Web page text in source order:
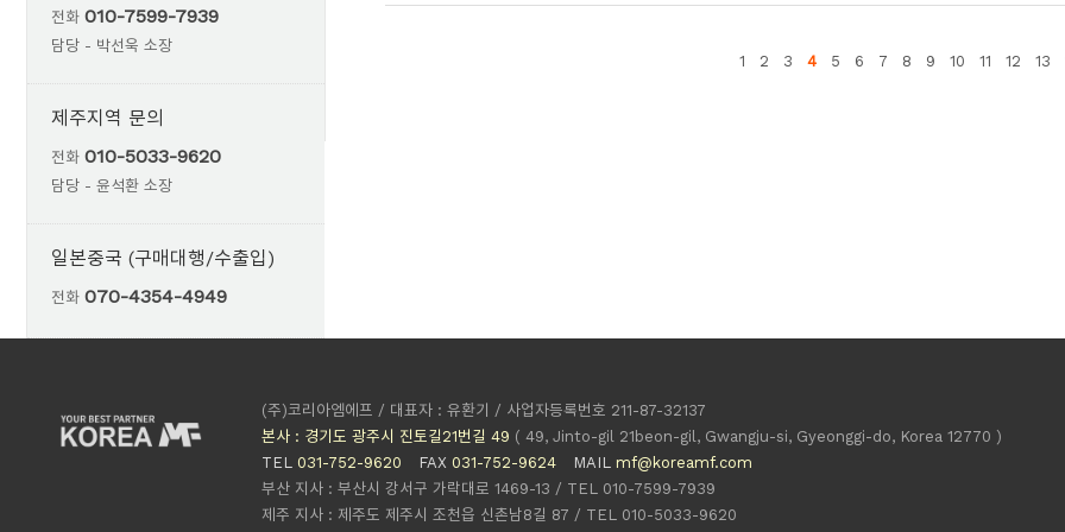
전화 010-7599-7939
담당 - 박선욱 소장
제주지역 문의
전화 010-5033-9620
담당 - 윤석환 소장
일본중국 (구매대행/수출입)
전화 070-4354-4949
1 2 3 4 5 6 7 8 9 10 11 12 13
(주)코리아엠에프 / 대표자 : 유환기 / 사업자등록번호 211-87-32137
본사 : 경기도 광주시 진토길21번길 49 ( 49, Jinto-gil 21beon-gil, Gwangju-si, Gyeonggi-do, Korea 12770 )
TEL 031-752-9620 FAX 031-752-9624 MAIL mf@koreamf.com
부산 지사 : 부산시 강서구 가락대로 1469-13 / TEL 010-7599-7939
제주 지사 : 제주도 제주시 조천읍 신촌남8길 87 / TEL 010-5033-9620